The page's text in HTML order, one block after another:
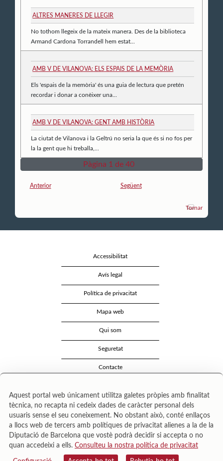
ALTRES MANERES DE LLEGIR
No tothom llegeix de la mateix manera. Des de la biblioteca
Armand Cardona Torrandell hem estat...
AMB V DE VILANOVA: ELS ESPAIS DE LA MEMÒRIA
Els 'espais de la memòria' és una guia de lectura que pretén
recordar i donar a conèixer una...
AMB V DE VILANOVA: GENT AMB HISTÒRIA
La ciutat de Vilanova i la Geltrú no seria la que és si no fos per
la la gent que hi treballa,...
Pàgina 1 de 40
Anterior Següent
Tornar
Accessibilitat
Avís legal
Política de privacitat
Mapa web
Qui som
Seguretat
Contacte
Área de Cultura – Gerència de Serveis de Biblioteques. Zamora, 73. 08018 Barcelona. Tel:
943 022 222.
Aquest portal web únicament utilitza galetes pròpies amb finalitat
tècnica, no recapta ni cedeix dades de caràcter personal dels
usuaris sense el seu coneixement. No obstant això, conté enllaços
a llocs web de tercers amb polítiques de privacitat alienes a la de la
Diputació de Barcelona que vostè podrà decidir si accepta o no
quan accedeixi a ells. Consulteu la nostra política de privacitat